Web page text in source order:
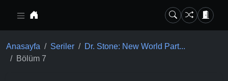
Anasayfa Seriler
Dr. Stone: New World Part...
Bölüm 7